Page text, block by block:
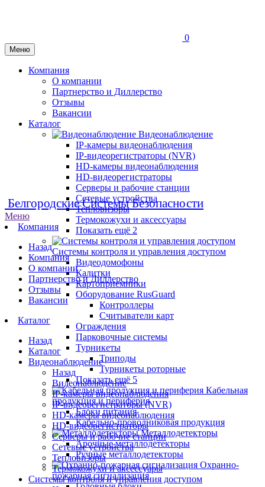
0
Меню
Компания
О компании
Партнерство и Диллерство
Отзывы
Вакансии
Каталог
Видеонаблюдение
IP-камеры видеонаблюдения
IP-видеорегистраторы (NVR)
HD-камеры видеонаблюдения
HD-видеорегистраторы
Серверы и рабочие станции
Сетевые устройства
Тепловизоры
Термокожухи и аксессуары
Показать ещё 2
Системы контроля и управления доступом
Видеодомофоны
Калитки
Картоприемники
Оборудование RusGuard
Контроллеры
Считыватели карт
Ограждения
Парковочные системы
Турникеты
Триподы
Турникеты роторные
Показать ещё 5
Кабельная
продукция и периферия
Блоки питания
Кабельно-проводниковая продукция
Металлодетекторы
Арочные металлодетекторы
Ручные металлодетекторы
Охранно-
пожарная сигнализация
Белгородские Системы Безопасности
Меню
Компания
Назад
Компания
О компании
Партнерство и Диллерство
Отзывы
Вакансии
Каталог
Назад
Каталог
Видеонаблюдение
Назад
Видеонаблюдение
IP-камеры видеонаблюдения
IP-видеорегистраторы (NVR)
HD-камеры видеонаблюдения
HD-видеорегистраторы
Серверы и рабочие станции
Сетевые устройства
Тепловизоры
Термокожухи и аксессуары
Системы контроля и управления доступом